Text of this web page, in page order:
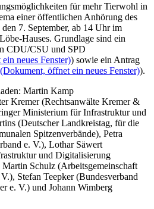
für mehr Tierwohl in
einer öffentlichen Anhörung des
7. September, ab 14 Uhr im
Hauses. Grundlage sind ein
CDU/CSU und SPD
neues Fenster)) sowie ein Antrag
(Dokument, öffnet ein neues Fenster)).
Martin Kamp
Kremer (Rechtsanwälte Kremer &
Ministerium für Infrastruktur und
(Deutscher Landkreistag, für die
Spitzenverbände), Petra
e. V.), Lothar Säwert
und Digitalisierung
Schulz (Arbeitsgemeinschaft
Stefan Teepker (Bundesverband
e. V.) und Johann Wimberg